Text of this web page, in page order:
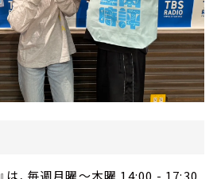
』は、毎週月曜～木曜 14:00 - 17:30